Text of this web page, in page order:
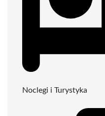
Noclegi i Turystyka